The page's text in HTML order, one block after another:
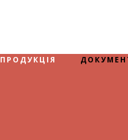
ПРОДУКЦІЯ